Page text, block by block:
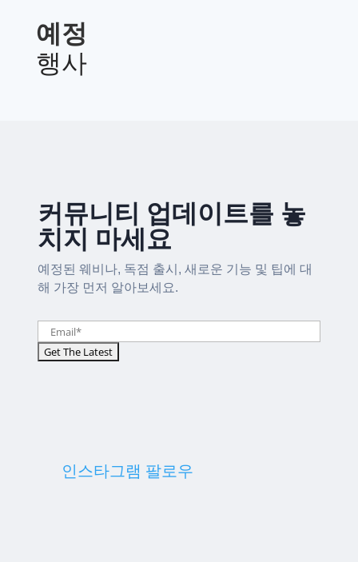
예정
행사
커뮤니티 업데이트를 놓
치지 마세요
예정된 웨비나, 독점 출시, 새로운 기능 및 팁에 대
해 가장 먼저 알아보세요.
인스타그램 팔로우